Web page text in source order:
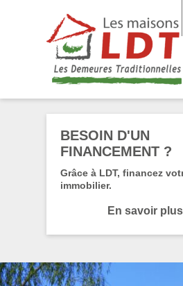
BESOIN D'UN
FINANCEMENT ?
Grâce à LDT, financez
immobilier.
En savoir plus